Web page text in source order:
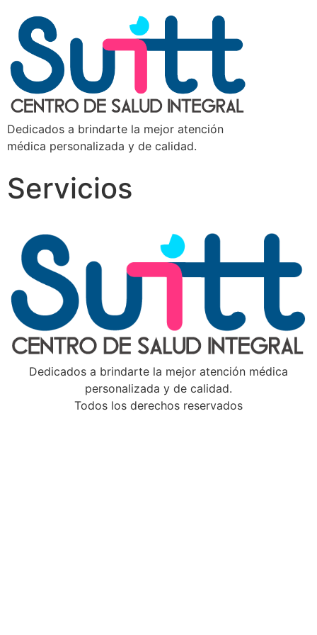
Dedicados a brindarte la mejor atención
médica personalizada y de calidad.
Servicios
Dedicados a brindarte la mejor atención médica
personalizada y de calidad.
Todos los derechos reservados